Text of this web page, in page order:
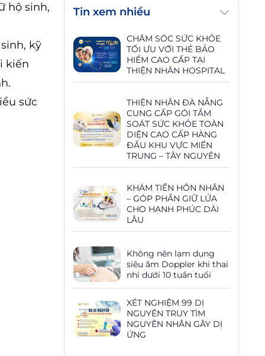
hộ sinh,
kỹ
kiến
sức
Tin xem nhiều
CHĂM SÓC SỨC KHỎE
TỐI ƯU VỚI THẺ BẢO
HIỂM CAO CẤP TẠI
THIỆN NHÂN HOSPITAL
THIỆN NHÂN ĐÀ NẴNG
CUNG CẤP GÓI TẦM
SOÁT SỨC KHỎE TOÀN
DIỆN CAO CẤP HÀNG
ĐẦU KHU VỰC MIỀN
TRUNG – TÂY NGUYÊN
KHÁM TIỀN HÔN NHÂN
– GÓP PHẦN GIỮ LỬA
CHO HẠNH PHÚC DÀI
LÂU
Không nên lạm dụng
siêu âm Doppler khi thai
nhi dưới 10 tuần tuổi
XÉT NGHIỆM 99 DỊ
NGUYÊN TRUY TÌM
NGUYÊN NHÂN GÂY DỊ
ỨNG